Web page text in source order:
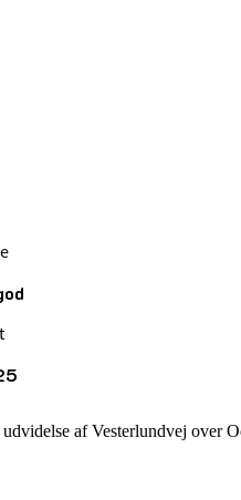
af Vesterlundvej over